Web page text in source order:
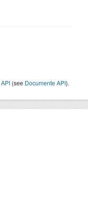
API (see Documente API).